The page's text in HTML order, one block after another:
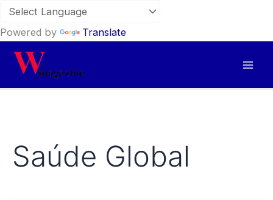
Powered by
Translate
Skip
content
Saúde Global